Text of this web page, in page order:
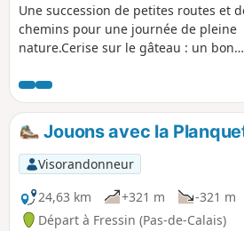
Une succession de petites routes et
chemins pour une journée de pleine
nature.Cerise sur le gâteau : un bon
le Bois de Fressin. Pour les
aguerris, je conseille fortement la
décrite dans les infos pratiques.
Jouons avec la
Visorandonneur
24,63 km
+321 m -321 m
Départ à Fressin (Pas-de-Calais)